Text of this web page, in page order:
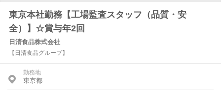
東京本社勤務【工場監査スタッフ（品質・安
全）】☆賞与年2回
日清食品株式会社
【日清食品グループ】
勤務地
東京都